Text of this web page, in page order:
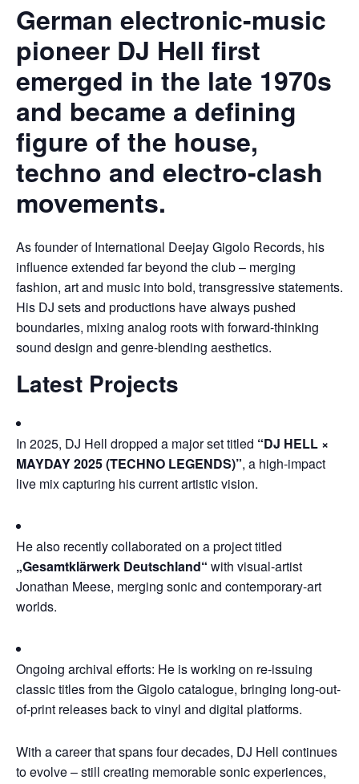
German electronic-music
pioneer DJ Hell first
emerged in the late 1970s
and became a defining
figure of the house,
techno and electro-clash
movements.
As founder of International Deejay Gigolo Records, his
influence extended far beyond the club – merging
fashion, art and music into bold, transgressive statements.
His DJ sets and productions have always pushed
boundaries, mixing analog roots with forward-thinking
sound design and genre-blending aesthetics.
Latest Projects
In 2025, DJ Hell dropped a major set titled “DJ HELL ×
MAYDAY 2025 (TECHNO LEGENDS)”, a high-impact
live mix capturing his current artistic vision.
He also recently collaborated on a project titled
„Gesamtklärwerk Deutschland“ with visual-artist
Jonathan Meese, merging sonic and contemporary-art
worlds.
Ongoing archival efforts: He is working on re-issuing
classic titles from the Gigolo catalogue, bringing long-out-
of-print releases back to vinyl and digital platforms.
With a career that spans four decades, DJ Hell continues
to evolve – still creating memorable sonic experiences,